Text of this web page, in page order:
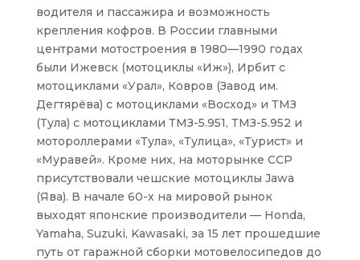
водителя и пассажира и возможность
крепления кофров. В России главными
центрами мотостроения в 1980—1990 годах
были Ижевск (мотоциклы «Иж»), Ирбит с
мотоциклами «Урал», Ковров (Завод им.
Дегтярёва) с мотоциклами «Восход» и ТМЗ
(Тула) с мотоциклами ТМЗ-5.951, ТМЗ-5.952 и
мотороллерами «Тула», «Тулица», «Турист» и
«Муравей». Кроме них, на моторынке ССР
присутствовали чешские мотоциклы Jawa
(Ява). В начале 60-х на мировой рынок
выходят японские производители — Honda,
Yamaha, Suzuki, Kawasaki, за 15 лет прошедшие
путь от гаражной сборки мотовелосипедов до